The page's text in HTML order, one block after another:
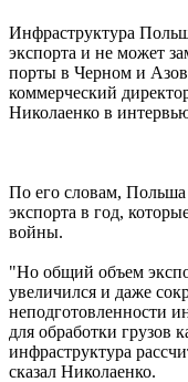
Инфраструктура
экспорта и не может
порты в Черном и
коммерческий
Николаенко в
По его словам,
экспорта в год,
войны.
"Но общий объем
увеличился и даже
неподготовленности
для обработки грузов
инфраструктура
сказал Николаенко.